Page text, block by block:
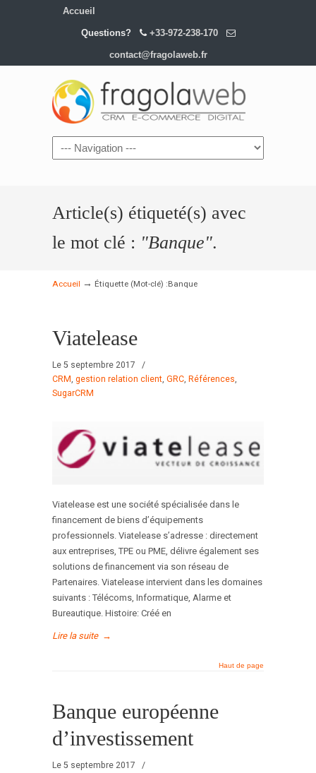
Accueil
Questions? +33-972-238-170
contact@fragolaweb.fr
Article(s) étiqueté(s) avec
le mot clé : "Banque".
Accueil → Étiquette (Mot-clé) :Banque
Viatelease
Le 5 septembre 2017
/
CRM, gestion relation client, GRC, Références,
SugarCRM
Viatelease est une société spécialisée dans le
financement de biens d’équipements
professionnels. Viatelease s’adresse : directement
aux entreprises, TPE ou PME, délivre également ses
solutions de financement via son réseau de
Partenaires. Viatelease intervient dans les domaines
suivants : Télécoms, Informatique, Alarme et
Bureautique. Histoire: Créé en
Lire la suite →
Haut de page
Banque européenne
d’investissement
Le 5 septembre 2017
/